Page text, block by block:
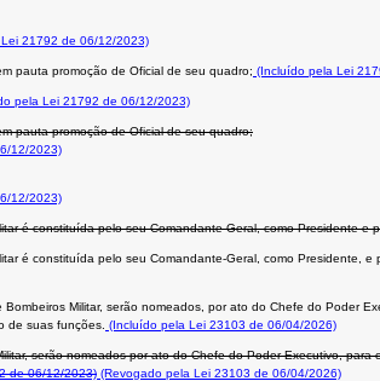
21792 de 06/12/2023)
pauta promoção de Oficial de seu quadro; (Incluído pela Lei
pela Lei 21792 de 06/12/2023)
pauta promoção de Oficial de seu quadro;
12/2023)
12/2023)
é constituída pelo seu Comandante-Geral, como Presidente e
é constituída pelo seu Comandante-Geral, como Presidente,
Militar, serão nomeados, por ato do Chefe do Poder
de suas funções. (Incluído pela Lei 23103 de 06/04/2026)
serão nomeados por ato do Chefe do Poder Executivo,
de 06/12/2023) (Revogado pela Lei 23103 de 06/04/2026)